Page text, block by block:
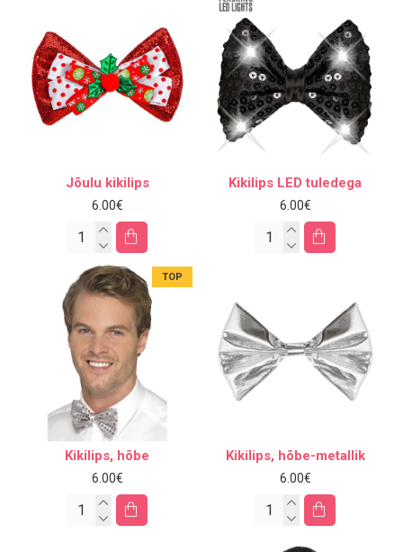
Jõulu kikilips
6.00€
Kikilips LED tuledega
6.00€
TOP
Kikilips, hõbe
6.00€
Kikilips, hõbe-metallik
6.00€